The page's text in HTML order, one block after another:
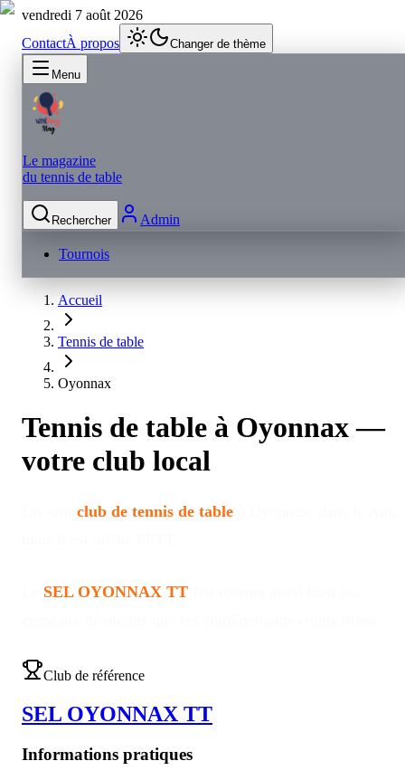
vendredi 7 août 2026
ContactÀ propos Changer de thème
Menu
Le magazine
du tennis de table
Rechercher Admin
Tournois
Accueil
Tennis de table
Oyonnax
Tennis de table à Oyonnax—
votre club local
club de tennis de table
SEL OYONNAX TT
Club de référence
SEL OYONNAX TT
Informations pratiques